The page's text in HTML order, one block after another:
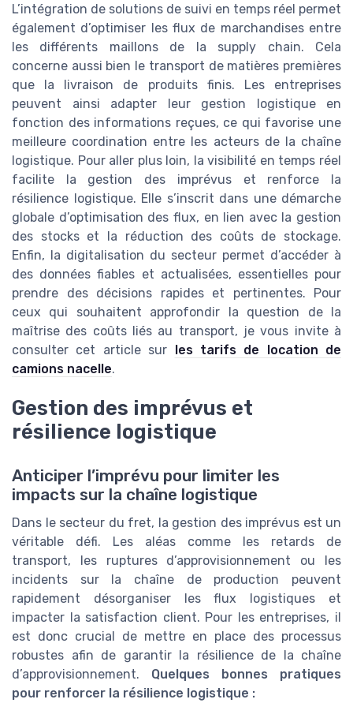
L’intégration de solutions de suivi en temps réel permet
également d’optimiser les flux de marchandises entre
les différents maillons de la supply chain. Cela
concerne aussi bien le transport de matières premières
que la livraison de produits finis. Les entreprises
peuvent ainsi adapter leur gestion logistique en
fonction des informations reçues, ce qui favorise une
meilleure coordination entre les acteurs de la chaîne
logistique. Pour aller plus loin, la visibilité en temps réel
facilite la gestion des imprévus et renforce la
résilience logistique. Elle s’inscrit dans une démarche
globale d’optimisation des flux, en lien avec la gestion
des stocks et la réduction des coûts de stockage.
Enfin, la digitalisation du secteur permet d’accéder à
des données fiables et actualisées, essentielles pour
prendre des décisions rapides et pertinentes. Pour
ceux qui souhaitent approfondir la question de la
maîtrise des coûts liés au transport, je vous invite à
consulter cet article sur les tarifs de location de
camions nacelle.
Gestion des imprévus et
résilience logistique
Anticiper l’imprévu pour limiter les
impacts sur la chaîne logistique
Dans le secteur du fret, la gestion des imprévus est un
véritable défi. Les aléas comme les retards de
transport, les ruptures d’approvisionnement ou les
incidents sur la chaîne de production peuvent
rapidement désorganiser les flux logistiques et
impacter la satisfaction client. Pour les entreprises, il
est donc crucial de mettre en place des processus
robustes afin de garantir la résilience de la chaîne
d’approvisionnement. Quelques bonnes pratiques
pour renforcer la résilience logistique :